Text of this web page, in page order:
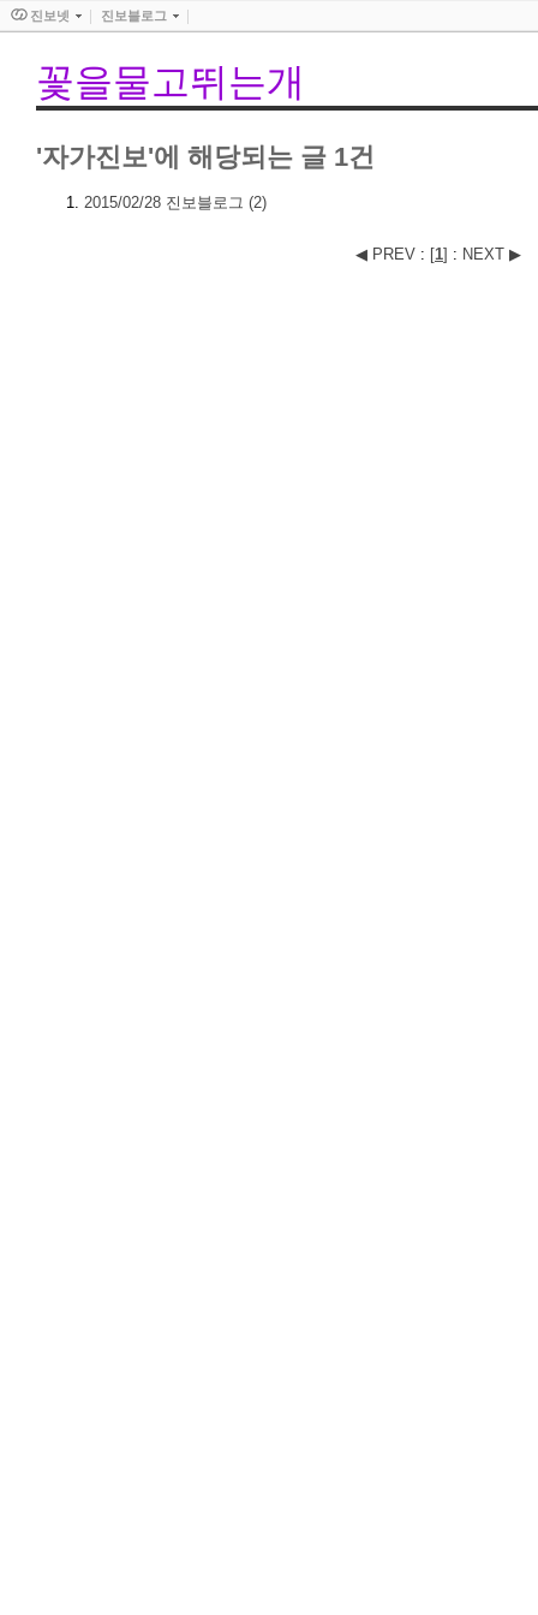
꽃을물고뛰는개
'자가진보'에 해당되는 글 1건
2015/02/28 진보블로그 (2)
◀ PREV : [1] : NEXT ▶
진보넷 진보블로그